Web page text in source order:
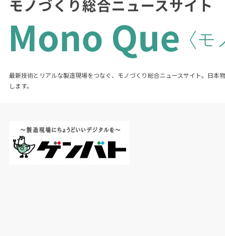
最新技術とリアルな製造現場をつなぐ、モノづくり総合ニュースサイト。日本
します。